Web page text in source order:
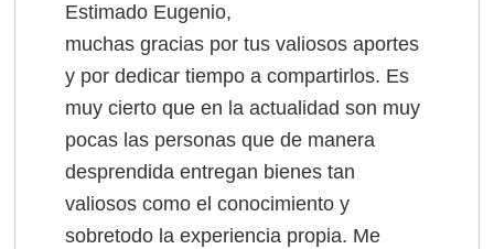
Estimado Eugenio,
muchas gracias por tus valiosos aportes
y por dedicar tiempo a compartirlos. Es
muy cierto que en la actualidad son muy
pocas las personas que de manera
desprendida entregan bienes tan
valiosos como el conocimiento y
sobretodo la experiencia propia. Me